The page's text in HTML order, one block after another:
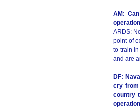
AM:
ARDS:
point of
to train
and are
DF:
cry from
country